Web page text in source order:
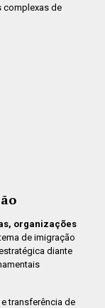
complexas de
organizações
de imigração
diante
transferência de